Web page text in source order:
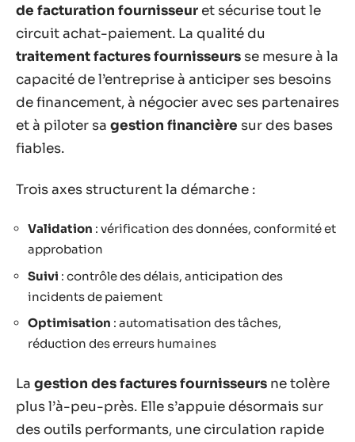
de facturation fournisseur et sécurise tout le
circuit achat-paiement. La qualité du
traitement factures fournisseurs se mesure à la
capacité de l’entreprise à anticiper ses besoins
de financement, à négocier avec ses partenaires
et à piloter sa gestion financière sur des bases
fiables.
Trois axes structurent la démarche :
Validation : vérification des données, conformité et
approbation
Suivi : contrôle des délais, anticipation des
incidents de paiement
Optimisation : automatisation des tâches,
réduction des erreurs humaines
La gestion des factures fournisseurs ne tolère
plus l’à-peu-près. Elle s’appuie désormais sur
des outils performants, une circulation rapide